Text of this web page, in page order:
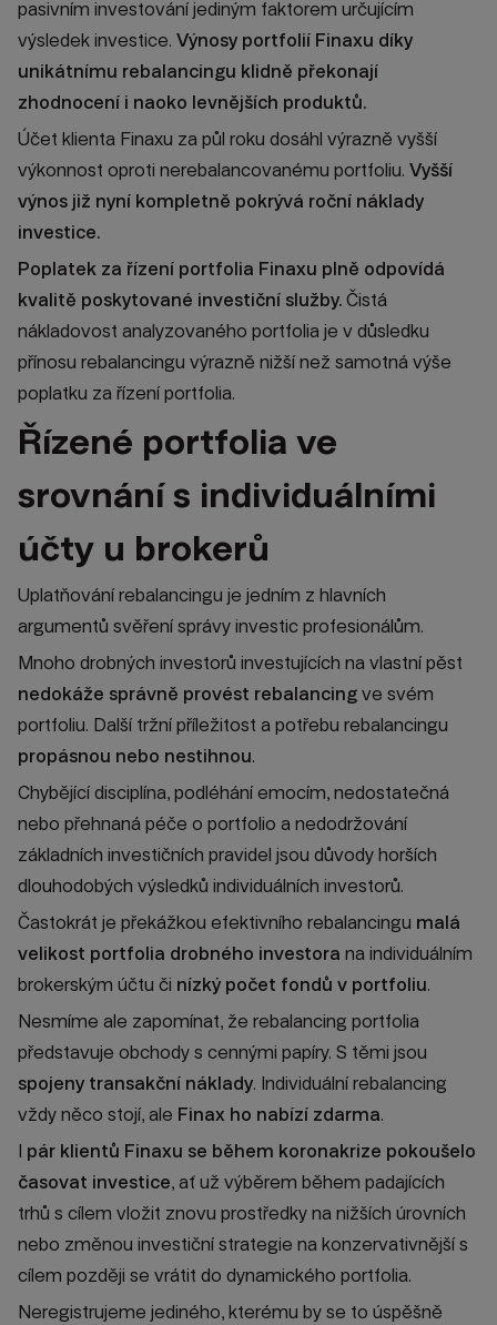
pasivním investování jediným faktorem určujícím
výsledek investice. Výnosy portfolií Finaxu díky
unikátnímu rebalancingu klidně překonají
zhodnocení i naoko levnějších produktů.
Účet klienta Finaxu za půl roku dosáhl výrazně vyšší
výkonnost oproti nerebalancovanému portfoliu. Vyšší
výnos již nyní kompletně pokrývá roční náklady
investice.
Poplatek za řízení portfolia Finaxu plně odpovídá
kvalitě poskytované investiční služby. Čistá
nákladovost analyzovaného portfolia je v důsledku
přínosu rebalancingu výrazně nižší než samotná výše
poplatku za řízení portfolia.
Řízené portfolia ve
srovnání s individuálními
účty u brokerů
Uplatňování rebalancingu je jedním z hlavních
argumentů svěření správy investic profesionálům.
Mnoho drobných investorů investujících na vlastní pěst
nedokáže správně provést rebalancing ve svém
portfoliu. Další tržní příležitost a potřebu rebalancingu
propásnou nebo nestihnou.
Chybějící disciplína, podléhání emocím, nedostatečná
nebo přehnaná péče o portfolio a nedodržování
základních investičních pravidel jsou důvody horších
dlouhodobých výsledků individuálních investorů.
Častokrát je překážkou efektivního rebalancingu malá
velikost portfolia drobného investora na individuálním
brokerským účtu či nízký počet fondů v portfoliu.
Nesmíme ale zapomínat, že rebalancing portfolia
představuje obchody s cennými papíry. S těmi jsou
spojeny transakční náklady. Individuální rebalancing
vždy něco stojí, ale Finax ho nabízí zdarma.
pár klientů Finaxu se během koronakrize pokoušelo
časovat investice, ať už výběrem během padajících
trhů s cílem vložit znovu prostředky na nižších úrovních
nebo změnou investiční strategie na konzervativnější s
cílem později se vrátit do dynamického portfolia.
Neregistrujeme jediného, kterému by se to úspěšně